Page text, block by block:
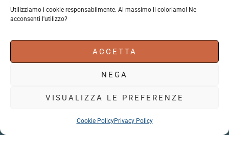
Utilizziamo i cookie responsabilmente. Al massimo li coloriamo! Ne
acconsenti l'utilizzo?
ACCETTA
NEGA
VISUALIZZA LE PREFERENZE
Cookie PolicyPrivacy Policy